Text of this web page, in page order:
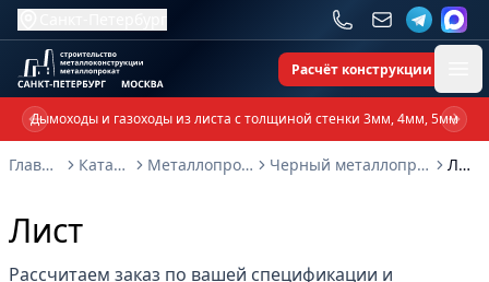
Расчёт конструкции
Дымоходы и газоходы из листа с толщиной стенки 3мм, 4мм, 5мм
Previous slide
Главная
Каталог Металлопрокат Черный металлопрокат Лист
Лист
Рассчитаем заказ по вашей спецификации и